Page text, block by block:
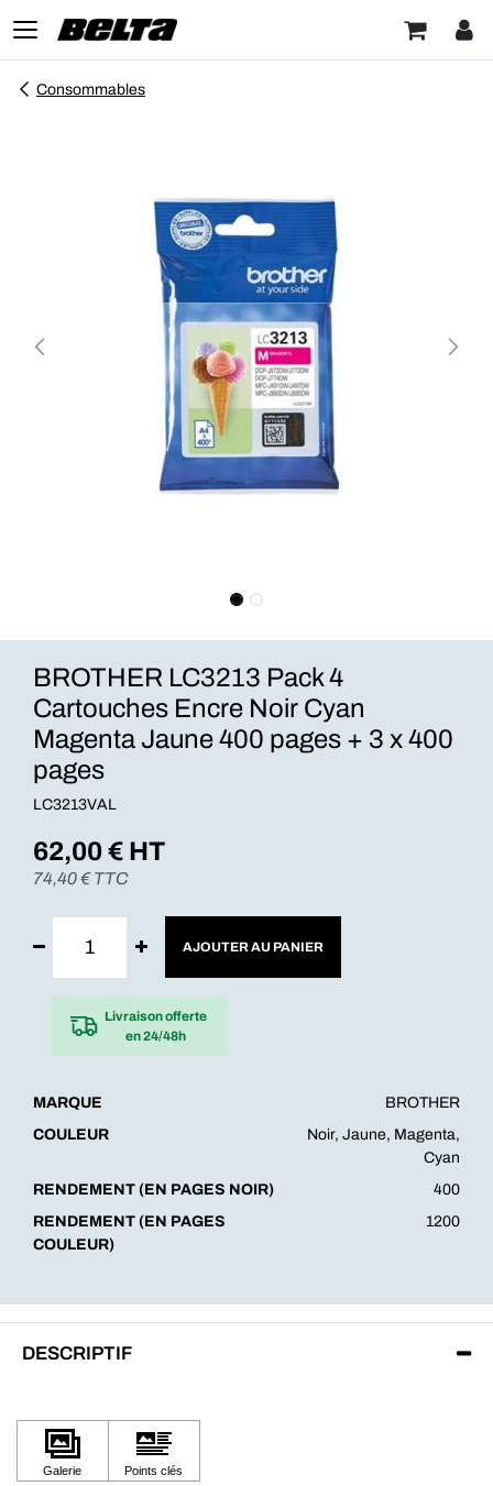
Consommables
BROTHER LC3213 Pack 4
Cartouches Encre Noir Cyan
Magenta Jaune 400 pages + 3 x 400
pages
LC3213VAL
62,00€ HT
74,40€ TTC
AJOUTER AU PANIER
Livraison offerte
en 24/48h
MARQUE
BROTHER
COULEUR
Noir, Jaune, Magenta,
Cyan
RENDEMENT (EN PAGES NOIR)
400
RENDEMENT (EN PAGES
COULEUR)
1200
DESCRIPTIF